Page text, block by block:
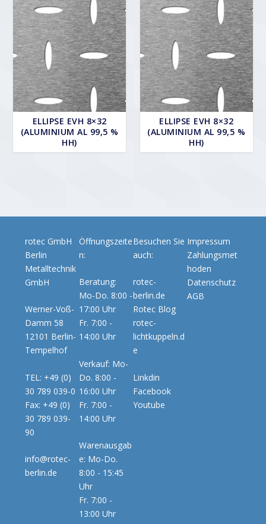
ELLIPSE EVH 8×32
(ALUMINIUM AL 99,5 %
HH)
ELLIPSE EVH 8×32
(ALUMINIUM AL 99,5 %
HH)
rotec GmbH
Berlin
Metalltechnik
GmbH
Werner-Voß-
Damm 58
12101 Berlin-
Tempelhof
TEL: +49 (0)
30 789 039-0
Fax: +49 (0)
30 789 039-
90
info@rotec-
berlin.de
Öffnungszeite
n:
Beratung:
Mo-Do. 8:00 -
17:00 Uhr
Fr. 7:00 -
14:00 Uhr
Verkauf: Mo-
Do. 8:00 -
16:00 Uhr
Fr. 7:00 -
14:00 Uhr
Warenausgab
e: Mo-Do.
8:00 - 15:45
Uhr
Fr. 7:00 -
13:00 Uhr
Besuchen Sie
auch:
rotec-
berlin.de
Rotec Blog
rotec-
lichtkuppeln.d
e
Linkdin
Facebook
Youtube
Impressum
Zahlungsmet
hoden
Datenschutz
AGB